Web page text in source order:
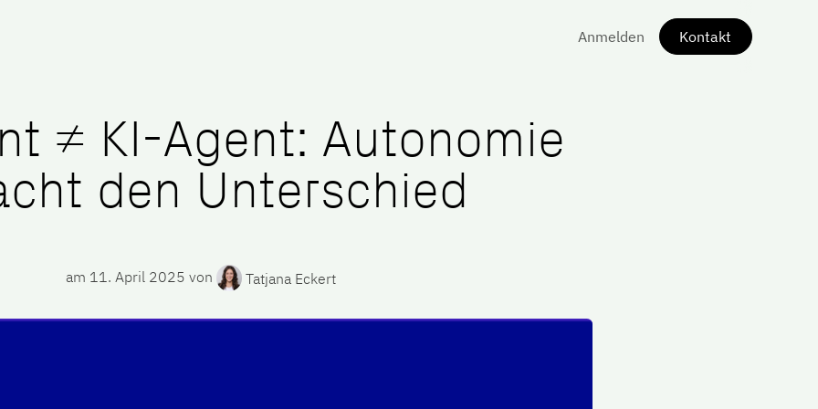
Anmelden Kontakt
≠ KI-Agent: Autonomie
den Unterschied
am 11. April 2025 von Tatjana Eckert